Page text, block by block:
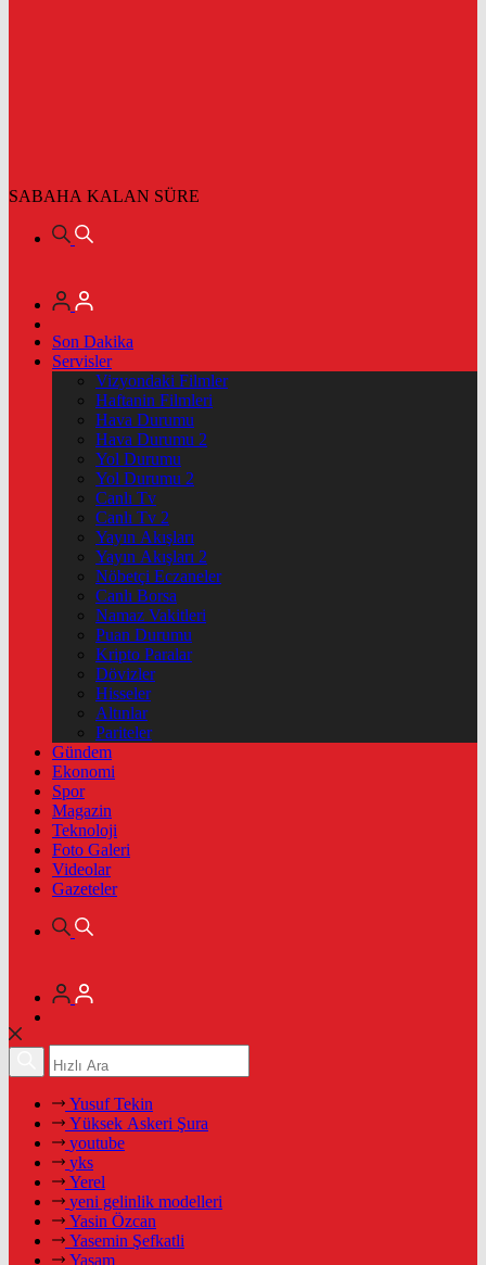
SABAHA KALAN SÜRE
Son Dakika
Servisler
Vizyondaki Filmler
Haftanin Filmleri
Hava Durumu
Hava Durumu 2
Yol Durumu
Yol Durumu 2
Canlı Tv
Canlı Tv 2
Yayın Akışları
Yayın Akışları 2
Nöbetçi Eczaneler
Canlı Borsa
Namaz Vakitleri
Puan Durumu
Kripto Paralar
Dövizler
Hisseler
Altınlar
Pariteler
Gündem
Ekonomi
Spor
Magazin
Teknoloji
Foto Galeri
Videolar
Gazeteler
Yusuf Tekin
Yüksek Askeri Şura
youtube
yks
Yerel
yeni gelinlik modelleri
Yasin Özcan
Yasemin Şefkatli
Yaşam